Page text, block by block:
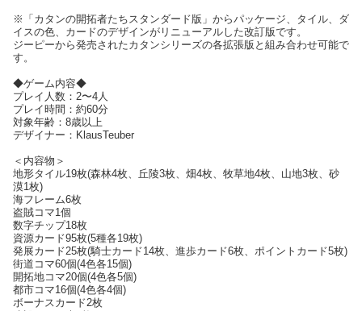
※「カタンの開拓者たちスタンダード版」からパッケージ、タイル、ダ
イスの色、カードのデザインがリニューアルした改訂版です。
ジーピーから発売されたカタンシリーズの各拡張版と組み合わせ可能で
す。
◆ゲーム内容◆
プレイ人数：2〜4人
プレイ時間：約60分
対象年齢：8歳以上
デザイナー：KlausTeuber
＜内容物＞
地形タイル19枚(森林4枚、丘陵3枚、畑4枚、牧草地4枚、山地3枚、砂
漠1枚)
海フレーム6枚
盗賊コマ1個
数字チップ18枚
資源カード95枚(5種各19枚)
発展カード25枚(騎士カード14枚、進歩カード6枚、ポイントカード5枚)
街道コマ60個(4色各15個)
開拓地コマ20個(4色各5個)
都市コマ16個(4色各4個)
ボーナスカード2枚